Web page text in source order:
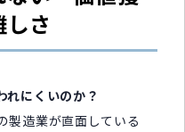
さ
れにくいのか？
製造業が直面している